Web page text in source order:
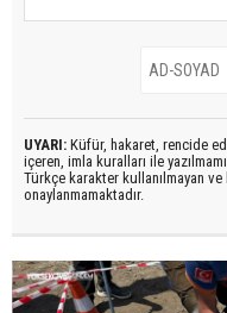
UYARI: Küfür, hakaret, rencide
içeren, imla kuralları ile
Türkçe karakter kullanılmayan
onaylanmamaktadır.